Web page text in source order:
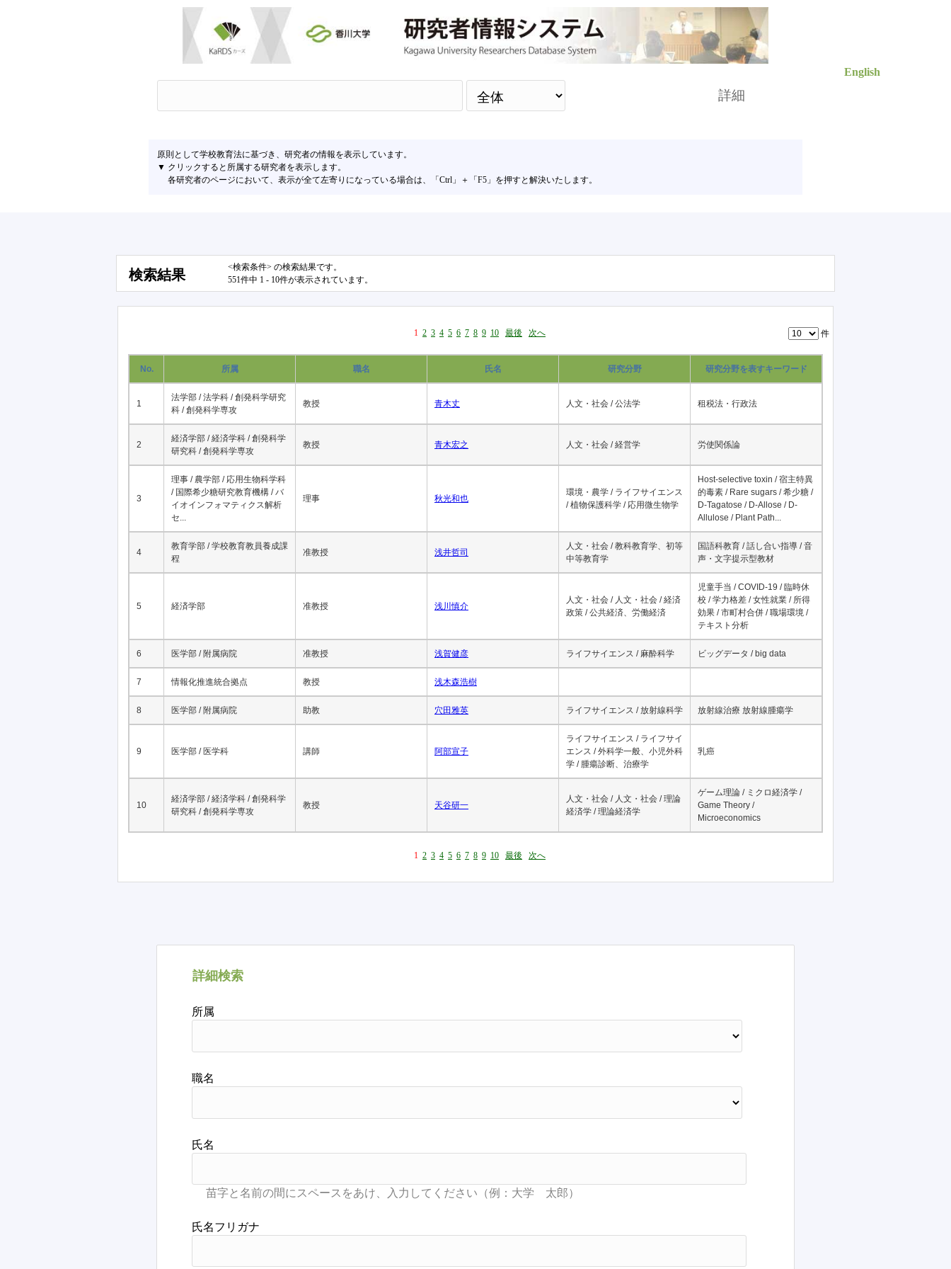
English
詳細
原則として学校教育法に基づき、研究者の情報を表示しています。
▼ クリックすると所属する研究者を表示します。
各研究者のページにおいて、表示が全て左寄りになっている場合は、「Ctrl」＋「F5」を押すと解決いたします。
検索結果
<検索条件> の検索結果です。
551件中 1 - 10件が表示されています。
1 2 3 4 5 6 7 8 9 10 最後 次へ 件
No. 所属 職名 氏名 研究分野 研究分野を表すキーワード
1
法学部 / 法学科 / 創発科学研究
科 / 創発科学専攻
教授 青木丈 人文・社会 / 公法学 租税法・行政法
2
経済学部 / 経済学科 / 創発科学
研究科 / 創発科学専攻
教授 青木宏之 人文・社会 / 経営学 労使関係論
3
理事 / 農学部 / 応用生物科学科
/ 国際希少糖研究教育機構 / バ
イオインフォマティクス解析
セ...
理事 秋光和也
環境・農学 / ライフサイエンス
/ 植物保護科学 / 応用微生物学
Host-selective toxin / 宿主特異
的毒素 / Rare sugars / 希少糖 /
D-Tagatose / D-Allose / D-
Allulose / Plant Path...
4
教育学部 / 学校教育教員養成課
程
准教授 浅井哲司
人文・社会 / 教科教育学、初等
中等教育学
国語科教育 / 話し合い指導 / 音
声・文字提示型教材
5 経済学部 准教授 浅川慎介
人文・社会 / 人文・社会 / 経済
政策 / 公共経済、労働経済
児童手当 / COVID-19 / 臨時休
校 / 学力格差 / 女性就業 / 所得
効果 / 市町村合併 / 職場環境 /
テキスト分析
6 医学部 / 附属病院 准教授 浅賀健彦 ライフサイエンス / 麻酔科学 ビッグデータ / big data
7 情報化推進統合拠点 教授 浅木森浩樹
8 医学部 / 附属病院 助教 穴田雅英 ライフサイエンス / 放射線科学 放射線治療 放射線腫瘍学
9 医学部 / 医学科 講師 阿部宣子
ライフサイエンス / ライフサイ
エンス / 外科学一般、小児外科
学 / 腫瘍診断、治療学
乳癌
10
経済学部 / 経済学科 / 創発科学
研究科 / 創発科学専攻
教授 天谷研一
人文・社会 / 人文・社会 / 理論
経済学 / 理論経済学
ゲーム理論 / ミクロ経済学 /
Game Theory /
Microeconomics
1 2 3 4 5 6 7 8 9 10 最後 次へ
詳細検索
所属
職名
氏名
氏名フリガナ